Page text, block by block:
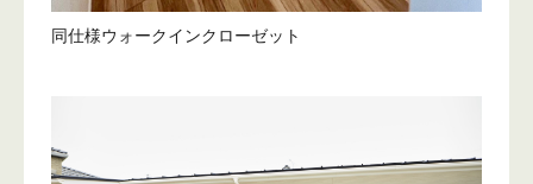
同仕様ウォークインクローゼット